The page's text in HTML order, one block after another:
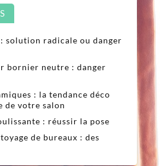
solution radicale ou danger
bornier neutre : danger
: la tendance déco
de votre salon
: réussir la pose
de bureaux : des